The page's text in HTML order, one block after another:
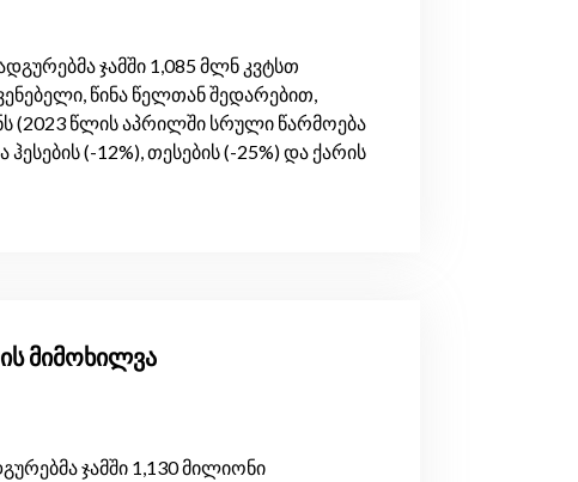
ჯამში 1,085 მლნ კვტსთ
წინა წელთან შედარებით,
(2023 წლის აპრილში სრული წარმოება
(-12%), თესების (-25%) და ქარის
მიმოხილვა
ჯამში 1,130 მილიონი